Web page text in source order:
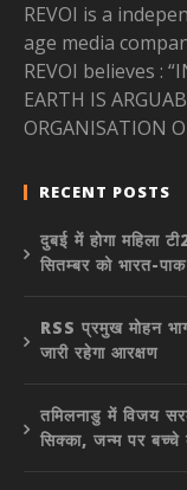
REVOI is a
age media
REVOI believes :
EARTH IS
ORGANISATION
RECENT POSTS
दुबई में होगा महिला
सितम्बर को भारत-
RSS प्रमुख मोहन
जारी रहेगा आरक्षण
तमिलनाडु में विजय
सिक्का, जन्म पर बच्चे